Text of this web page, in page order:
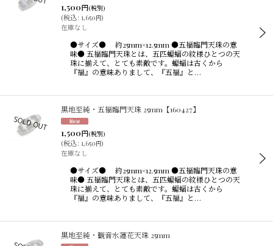
1,500円(税別)
(税込: 1,650円)
在庫なし
●サイズ● 約25mm×12.5mm ●五福臨門天珠の意
味● 五福臨門天珠とは、五匹蝙蝠の紋様ひとつの天
珠に揃えて、とても素敵です。蝙蝠は古くから
『福』の意味ありまして、『五福』と…
黒地至純・五福臨門天珠 25mm【160427】
1,500円(税別)
(税込: 1,650円)
在庫なし
●サイズ● 約25mm×12.5mm ●五福臨門天珠の意
味● 五福臨門天珠とは、五匹蝙蝠の紋様ひとつの天
珠に揃えて、とても素敵です。蝙蝠は古くから
『福』の意味ありまして、『五福』と…
黒地至純・観音水蓮花天珠 25mm